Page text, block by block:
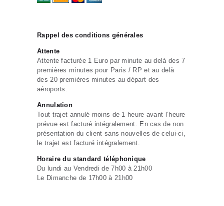
Rappel des conditions générales
Attente
Attente facturée 1 Euro par minute au delà des 7
premières minutes pour Paris / RP et au delà
des 20 premières minutes au départ des
aéroports.
Annulation
Tout trajet annulé moins de 1 heure avant l’heure
prévue est facturé intégralement. En cas de non
présentation du client sans nouvelles de celui-ci,
le trajet est facturé intégralement.
Horaire du standard téléphonique
Du lundi au Vendredi de 7h00 à 21h00
Le Dimanche de 17h00 à 21h00